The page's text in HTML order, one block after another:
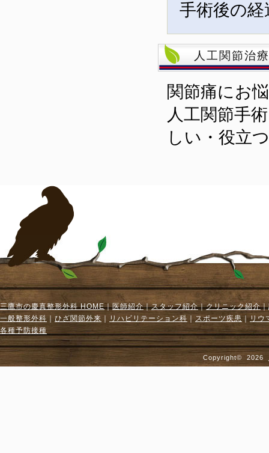
手術後の
人工関節治
関節痛にお
人工関節手
しい・役立
三鷹市の慶真整形外科 HOME｜医師紹介｜スタッフ紹介｜クリニック紹介｜
一般整形外科
ひざ関節外来 リハビリテーション科 スポーツ疾患 ｜リウ
各種予防接種
Copyright© 2026